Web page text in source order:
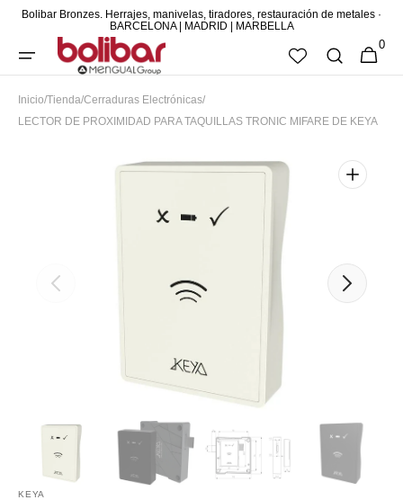
CONTENIDO
Bolibar Bronzes. Herrajes, manivelas, tiradores, restauración de metales ·
BARCELONA | MADRID | MARBELLA
CESTA
0
Inicio/Tienda/Cerraduras Electrónicas/
LECTOR DE PROXIMIDAD PARA TAQUILLAS TRONIC MIFARE DE KEYA
Abrir
de
KEYA